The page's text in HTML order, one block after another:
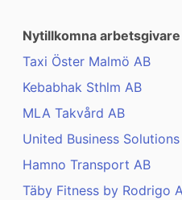
Nytillkomna arbetsgivare
Taxi Öster Malmö AB
Kebabhak Sthlm AB
MLA Takvård AB
United Business
Hamno Transport AB
Täby Fitness by Rodrigo